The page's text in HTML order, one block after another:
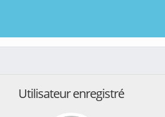
Utilisateur enregistré